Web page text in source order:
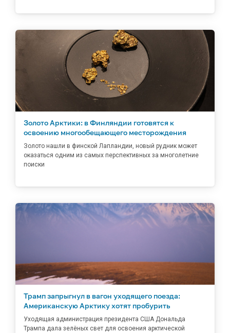
Золото Арктики: в Финляндии готовятся к
освоению многообещающего месторождения
Золото нашли в финской Лапландии, новый рудник может
оказаться одним из самых перспективных за многолетние
поиски
Трамп запрыгнул в вагон уходящего поезда:
Американскую Арктику хотят пробурить
Уходящая администрация президента США Дональда
Трампа дала зелёных свет для освоения арктической